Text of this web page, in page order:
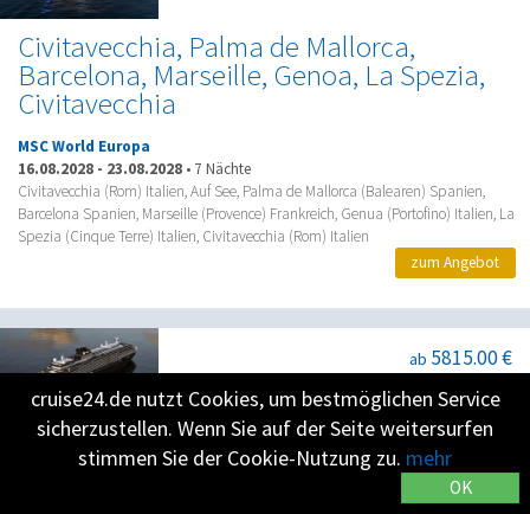
Civitavecchia, Palma de Mallorca,
Barcelona, Marseille, Genoa, La Spezia,
Civitavecchia
MSC World Europa
16.08.2028 - 23.08.2028 • 7 Nächte
Civitavecchia (Rom) Italien, Auf See, Palma de Mallorca (Balearen) Spanien,
Barcelona Spanien, Marseille (Provence) Frankreich, Genua (Portofino) Italien, La
Spezia (Cinque Terre) Italien, Civitavecchia (Rom) Italien
zum Angebot
A Journey of Wild Celtic Legends &
Untamed Northern Shores
ab 5815.00 €
cruise24.de nutzt Cookies, um bestmöglichen Service
sicherzustellen. Wenn Sie auf der Seite weitersurfen
stimmen Sie der Cookie-Nutzung zu. mehr
OK